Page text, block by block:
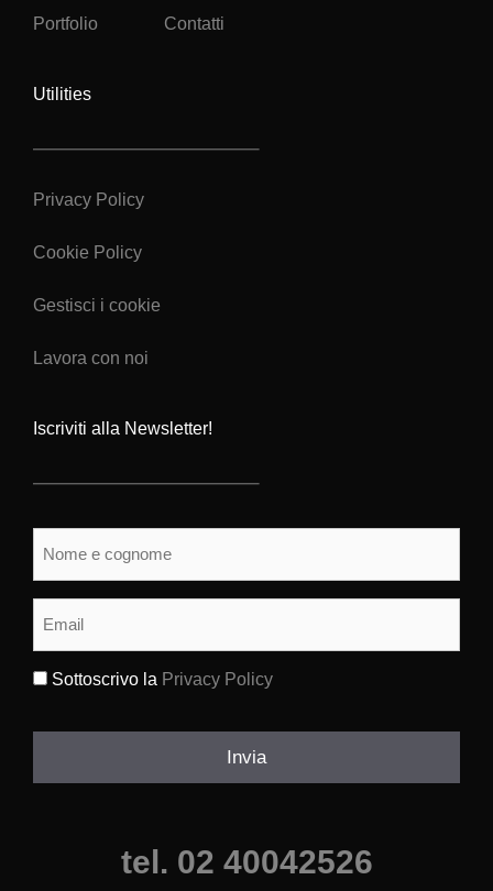
Portfolio Contatti
Utilities
Privacy Policy
Cookie Policy
Gestisci i cookie
Lavora con noi
Iscriviti alla Newsletter!
Sottoscrivo la Privacy Policy
Invia
tel. 02 40042526